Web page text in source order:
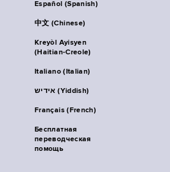
Español (Spanish)
中文 (Chinese)
Kreyòl Ayisyen
(Haitian-Creole)
Italiano (Italian)
אידיש (Yiddish)
Français (French)
Бесплатная
переводческая
помощь